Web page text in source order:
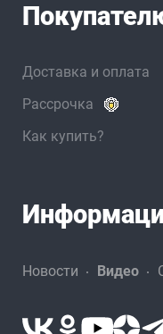
Доставка и оплата
Рассрочка
Как купить?
Новости Видео